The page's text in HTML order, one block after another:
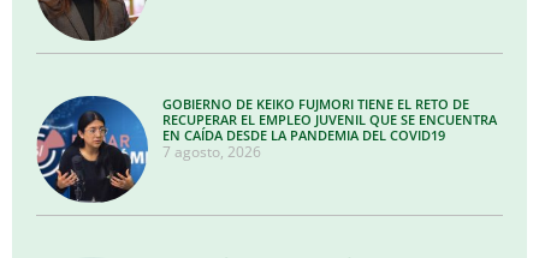
GOBIERNO DE KEIKO FUJMORI TIENE EL RETO DE
RECUPERAR EL EMPLEO JUVENIL QUE SE ENCUENTRA
EN CAÍDA DESDE LA PANDEMIA DEL COVID19
7 agosto, 2026